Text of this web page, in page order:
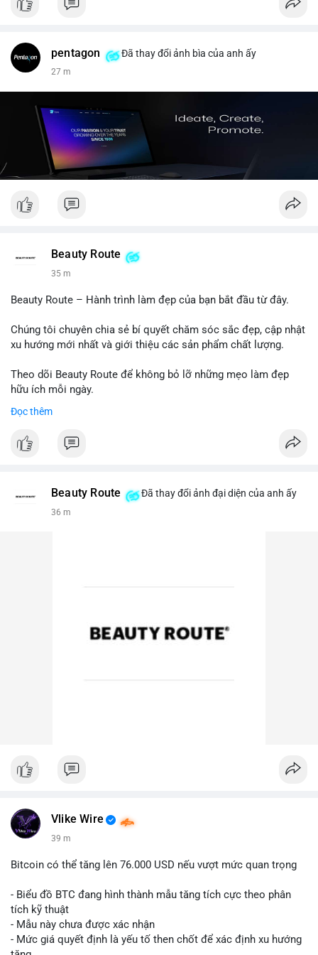
pentagon Đã thay đổi ảnh bìa của anh ấy
27 m
Beauty Route
35 m
Beauty Route – Hành trình làm đẹp của bạn bắt đầu từ đây.
Chúng tôi chuyên chia sẻ bí quyết chăm sóc sắc đẹp, cập nhật
xu hướng mới nhất và giới thiệu các sản phẩm chất lượng.
Theo dõi Beauty Route để không bỏ lỡ những mẹo làm đẹp
hữu ích mỗi ngày.
Đọc thêm
Beauty Route Đã thay đổi ảnh đại diện của anh ấy
36 m
Vlike Wire
39 m
Bitcoin có thể tăng lên 76.000 USD nếu vượt mức quan trọng
- Biểu đồ BTC đang hình thành mẫu tăng tích cực theo phân
tích kỹ thuật
- Mẫu này chưa được xác nhận
- Mức giá quyết định là yếu tố then chốt để xác định xu hướng